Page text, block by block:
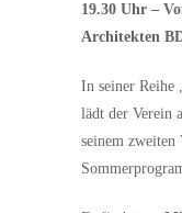
19.30 Uhr –
Architekten
In seiner Reihe
lädt der Verein
seinem